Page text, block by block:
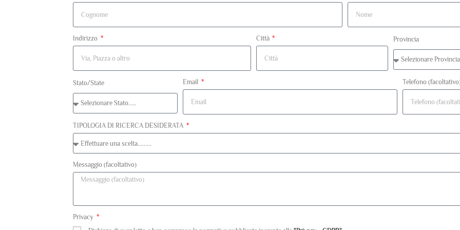
Indirizzo Città Provincia
Stato/State Email Telefono
TIPOLOGIA DI RICERCA DESIDERATA
Messaggio (facoltativo)
Privacy